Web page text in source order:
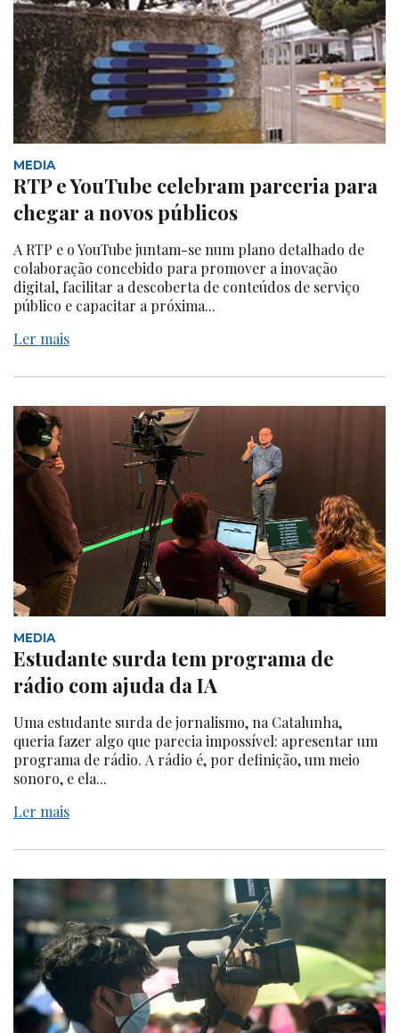
MEDIA
RTP e YouTube celebram parceria para
chegar a novos públicos
A RTP e o YouTube juntam-se num plano detalhado de
colaboração concebido para promover a inovação
digital, facilitar a descoberta de conteúdos de serviço
público e capacitar a próxima...
Ler mais
MEDIA
Estudante surda tem programa de
rádio com ajuda da IA
Uma estudante surda de jornalismo, na Catalunha,
queria fazer algo que parecia impossível: apresentar um
programa de rádio. A rádio é, por definição, um meio
sonoro, e ela...
Ler mais